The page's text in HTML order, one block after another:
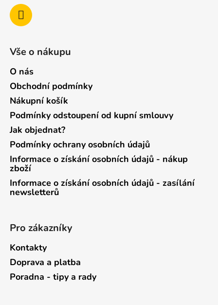
Vše o nákupu
O nás
Obchodní podmínky
Nákupní košík
Podmínky odstoupení od kupní smlouvy
Jak objednat?
Podmínky ochrany osobních údajů
Informace o získání osobních údajů - nákup
zboží
Informace o získání osobních údajů - zasílání
newsletterů
Pro zákazníky
Kontakty
Doprava a platba
Poradna - tipy a rady